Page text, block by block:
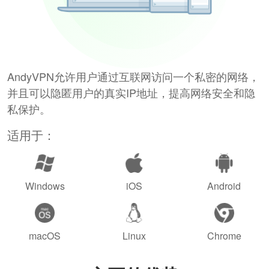
AndyVPN允许用户通过互联网访问一个私密的网络，
并且可以隐匿用户的真实IP地址，提高网络安全和隐
私保护。
适用于：
Windows iOS Android
macOS Linux Chrome